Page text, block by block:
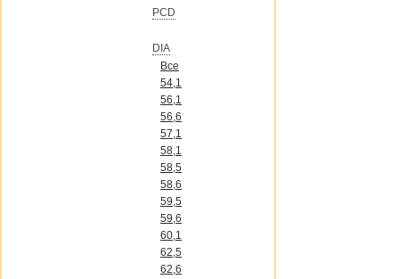
PCD
DIA
Все
54,1
56,1
56,6
57,1
58,1
58,5
58,6
59,5
59,6
60,1
62,5
62,6